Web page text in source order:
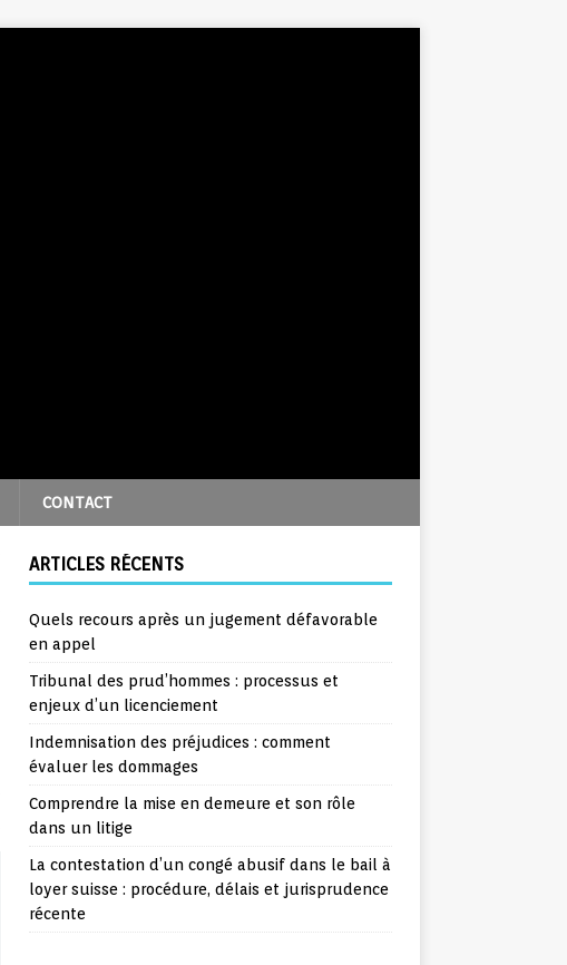
CONTACT
ARTICLES RÉCENTS
Quels recours après un jugement défavorable
en appel
Tribunal des prud’hommes : processus et
enjeux d’un licenciement
Indemnisation des préjudices : comment
évaluer les dommages
Comprendre la mise en demeure et son rôle
dans un litige
La contestation d’un congé abusif dans le bail à
loyer suisse : procédure, délais et jurisprudence
récente